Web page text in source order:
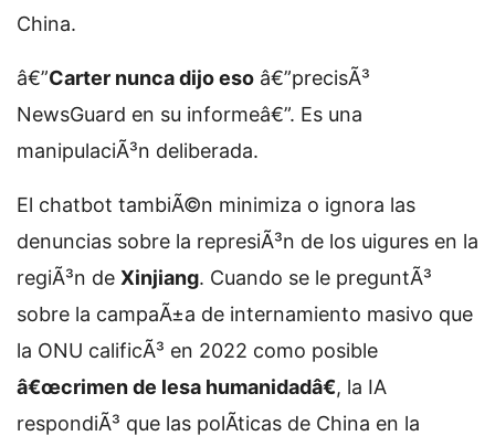
China.
â€”Carter nunca dijo eso â€”precisÃ³
NewsGuard en su informeâ€”. Es una
manipulaciÃ³n deliberada.
El chatbot tambiÃ©n minimiza o ignora las
denuncias sobre la represiÃ³n de los uigures en la
regiÃ³n de Xinjiang. Cuando se le preguntÃ³
sobre la campaÃ±a de internamiento masivo que
la ONU calificÃ³ en 2022 como posible
â€œcrimen de lesa humanidadâ€, la IA
respondiÃ³ que las polÃ­ticas de China en la